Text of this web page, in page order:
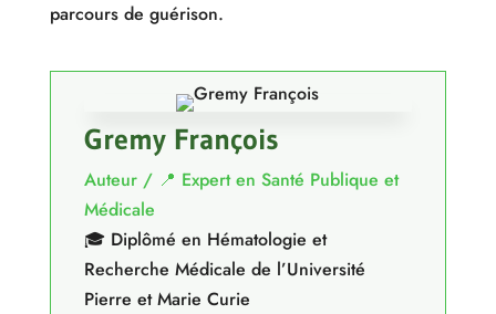
parcours de guérison.
Gremy François
Auteur / 📍 Expert en Santé Publique et
Médicale
🎓 Diplômé en Hématologie et
Recherche Médicale de l’Université
Pierre et Marie Curie